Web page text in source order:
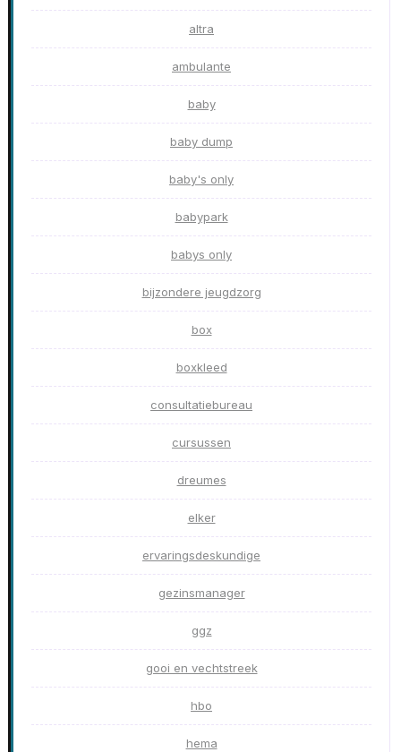
altra
ambulante
baby
baby dump
baby's only
babypark
babys only
bijzondere jeugdzorg
box
boxkleed
consultatiebureau
cursussen
dreumes
elker
ervaringsdeskundige
gezinsmanager
ggz
gooi en vechtstreek
hbo
hema